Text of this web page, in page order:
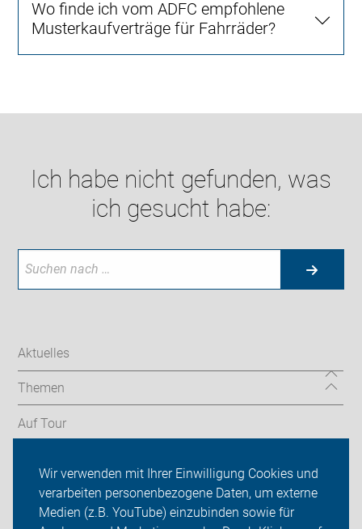
Wir verwenden mit Ihrer Einwilligung Cookies und
verarbeiten personenbezogene Daten, um externe
Medien (z.B. YouTube) einzubinden sowie für
Wo finde ich vom ADFC empfohlene
Musterkaufverträge für Fahrräder?
Ich habe nicht gefunden, was
ich gesucht habe:
Aktuelles
Themen
Auf Tour
ADFC Minden-Lübbecke